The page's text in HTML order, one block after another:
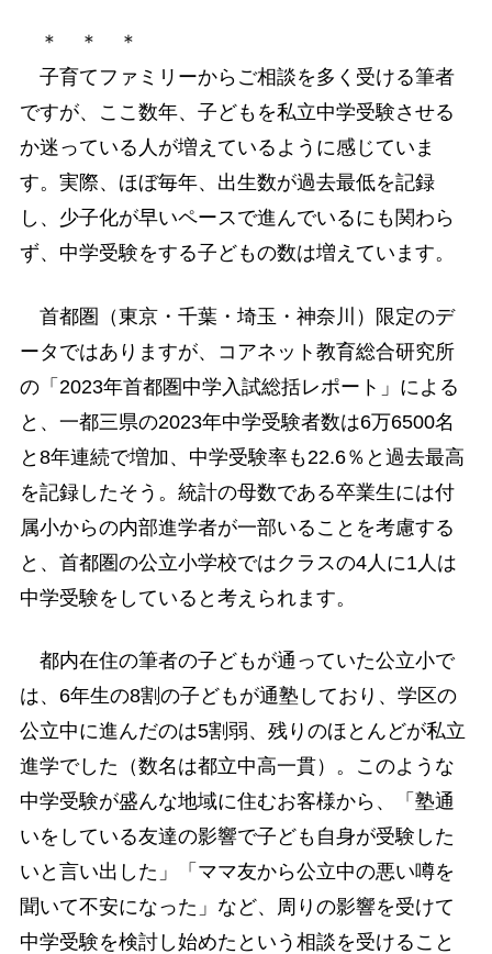
＊ ＊ ＊
子育てファミリーからご相談を多く受ける筆者
ですが、ここ数年、子どもを私立中学受験させる
か迷っている人が増えているように感じていま
す。実際、ほぼ毎年、出生数が過去最低を記録
し、少子化が早いペースで進んでいるにも関わら
ず、中学受験をする子どもの数は増えています。
首都圏（東京・千葉・埼玉・神奈川）限定のデ
ータではありますが、コアネット教育総合研究所
の「2023年首都圏中学入試総括レポート」による
と、一都三県の2023年中学受験者数は6万6500名
と8年連続で増加、中学受験率も22.6％と過去最高
を記録したそう。統計の母数である卒業生には付
属小からの内部進学者が一部いることを考慮する
と、首都圏の公立小学校ではクラスの4人に1人は
中学受験をしていると考えられます。
都内在住の筆者の子どもが通っていた公立小で
は、6年生の8割の子どもが通塾しており、学区の
公立中に進んだのは5割弱、残りのほとんどが私立
進学でした（数名は都立中高一貫）。このような
中学受験が盛んな地域に住むお客様から、「塾通
いをしている友達の影響で子ども自身が受験した
いと言い出した」「ママ友から公立中の悪い噂を
聞いて不安になった」など、周りの影響を受けて
中学受験を検討し始めたという相談を受けること